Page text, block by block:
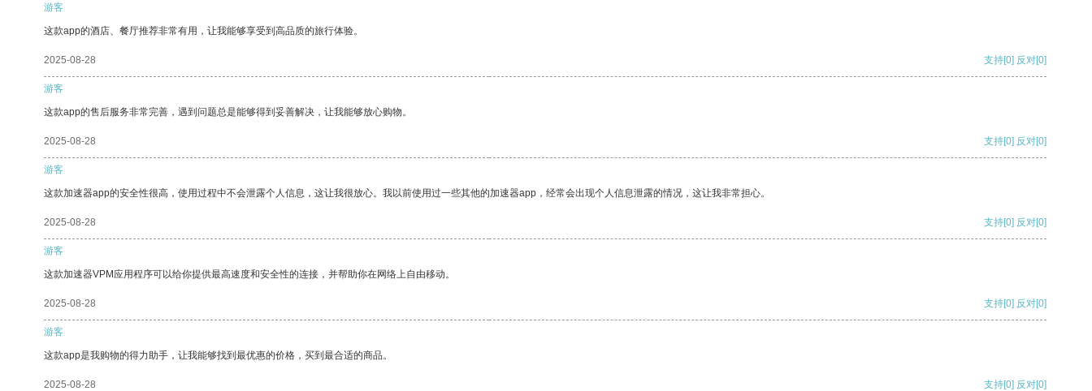
游客
这款app的酒店、餐厅推荐非常有用，让我能够享受到高品质的旅行体验。
2025-08-28 支持[0] 反对[0]
游客
这款app的售后服务非常完善，遇到问题总是能够得到妥善解决，让我能够放心购物。
2025-08-28 支持[0] 反对[0]
游客
这款加速器app的安全性很高，使用过程中不会泄露个人信息，这让我很放心。我以前使用过一些其他的加速器app，经常会出现个人信息泄露的情况，这让我非常担心。
2025-08-28 支持[0] 反对[0]
游客
这款加速器VPM应用程序可以给你提供最高速度和安全性的连接，并帮助你在网络上自由移动。
2025-08-28 支持[0] 反对[0]
游客
这款app是我购物的得力助手，让我能够找到最优惠的价格，买到最合适的商品。
2025-08-28 支持[0] 反对[0]